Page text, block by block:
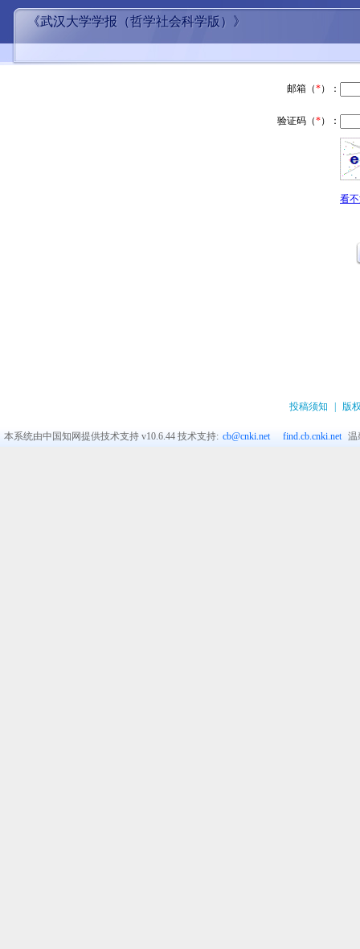
《武汉大学学报（哲学社会科学版）》
邮箱（*）：
验证码（*）：
看
投稿须知 版
本系统由中国知网提供技术支持 v10.6.44技术支持: cb@cnki.net find.cb.cnki.net 温